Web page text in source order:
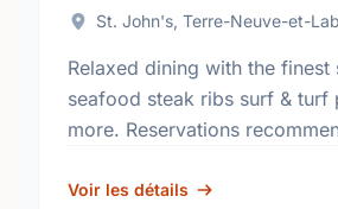
St. John's, Terre-Neuve-et-
Relaxed dining with the
seafood steak ribs surf & turf
more. Reservations
Voir les détails